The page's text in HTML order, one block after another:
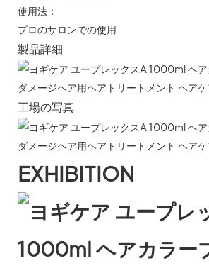
使用法：
プロのサロンでの使用
製品詳細
工場の写真
EXHIBITION